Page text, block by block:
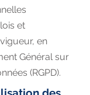
et
en
Général sur
(RGPD).